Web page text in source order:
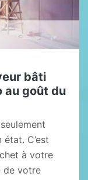
bâti
au goût du
C’est
à votre
de votre